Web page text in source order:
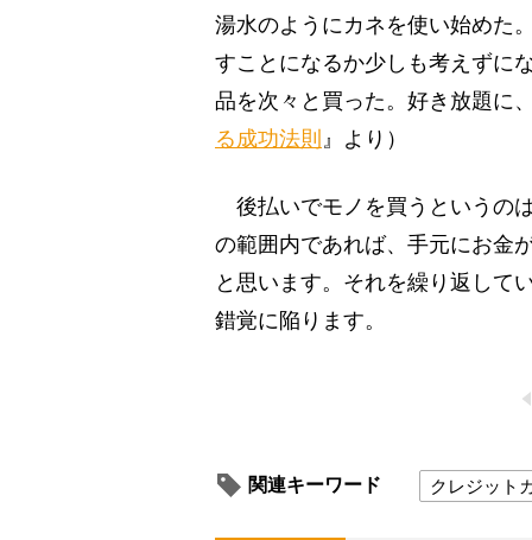
湯水のようにカネを使い始めた
すことになるか少しも考えずに
品を次々と買った。好き放題に
る成功法則 』より）
後払いでモノを買うというの
の範囲内であれば、手元にお金
と思います。それを繰り返して
錯覚に陥ります。
関連キーワード クレジット